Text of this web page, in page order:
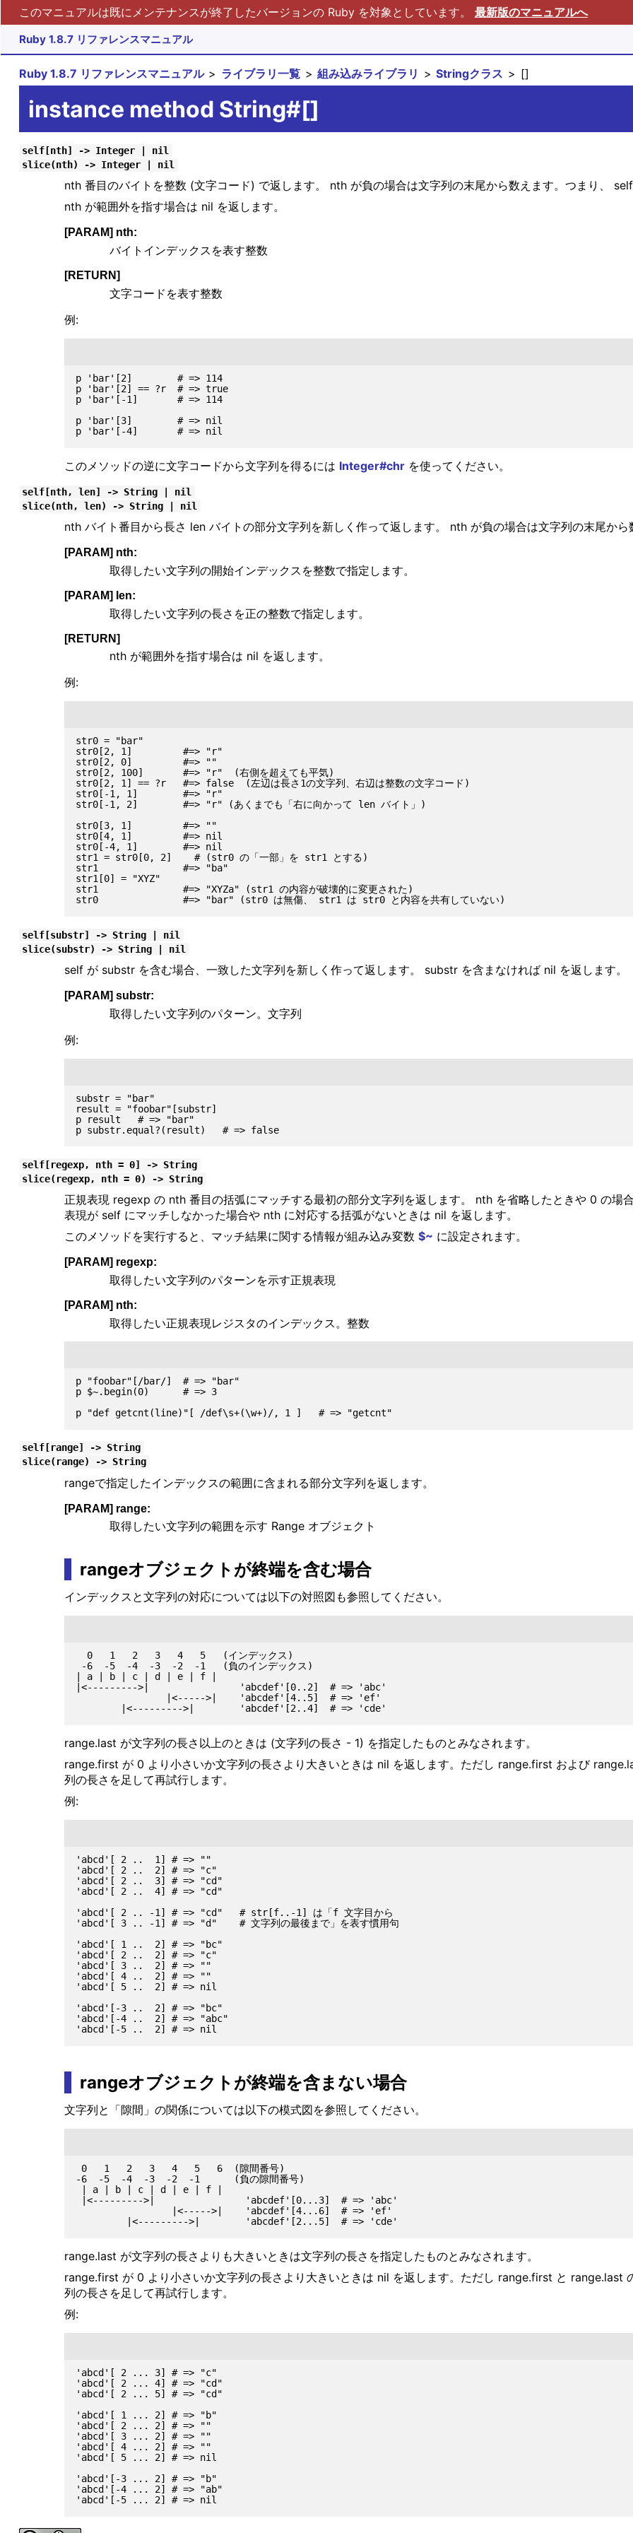
このマニュアルは既にメンテナンスが終了したバージョンの Ruby を対象としています。 最新版のマニュアルへ
Ruby 1.8.7 リファレンスマニュアル
Ruby 1.8.7 リファレンスマニュアル ライブラリ一覧 組み込みライブラリ Stringクラス []
instance method String#[]
self[nth] -> Integer | nil
slice(nth) -> Integer | nil
nth 番目のバイトを整数 (文字コード) で返します。 nth が負の場合は文字列の末尾から数えます。つまり、
nth が範囲外を指す場合は nil を返します。
[PARAM] nth:
バイトインデックスを表す整数
[RETURN]
文字コードを表す整数
例:
p 'bar'[2]        # => 114
p 'bar'[2] == ?r  # => true
p 'bar'[-1]       # => 114
p 'bar'[3]        # => nil
このメソッドの逆に文字コードから文字列を得るには Integer#chrを使ってください。
self[nth, len] -> String | nil
slice(nth, len) -> String | nil
nth バイト番目から長さ len バイトの部分文字列を新しく作って返します。 nth が負の場合は文字列の末尾から
[PARAM] nth:
取得したい文字列の開始インデックスを整数で指定します。
[PARAM] len:
取得したい文字列の長さを正の整数で指定します。
[RETURN]
nth が範囲外を指す場合は nil を返します。
例:
str0 = "bar"
str0[2, 1]         #=> "r"
str0[2, 0]         #=> ""
str0[2, 100]       #=> "r"  (右側を超えても平気)
str0[2, 1] == ?r   #=> false  (左辺は長さ1の文字列、右辺は整数の文字コード)
str0[-1, 1]        #=> "r"
str0[-1, 2]        #=> "r" (あくまでも「右に向かって len バイト」)
str0[3, 1]         #=> ""
str0[4, 1]         #=> nil
str0[-4, 1]        #=> nil
str1 = str0[0, 2]    # (str0 の「一部」を str1 とする)
str1               #=> "ba"
str1[0] = "XYZ"
str1               #=> "XYZa" (str1 の内容が破壊的に変更された)
self[substr] -> String | nil
slice(substr) -> String | nil
self が substr を含む場合、一致した文字列を新しく作って返します。 substr を含まなければ nil を返します。
[PARAM] substr:
取得したい文字列のパターン。文字列
例:
substr = "bar"
result = "foobar"[substr]
p result   # => "bar"
p substr.equal?(result)   # => false
self[regexp, nth = 0] -> String
slice(regexp, nth = 0) -> String
正規表現 regexp の nth 番目の括弧にマッチする最初の部分文字列を返します。 nth を省略したときや 0 の場
表現が self にマッチしなかった場合や nth に対応する括弧がないときは nil を返します。
このメソッドを実行すると、マッチ結果に関する情報が組み込み変数 $~ に設定されます。
[PARAM] regexp:
取得したい文字列のパターンを示す正規表現
[PARAM] nth:
取得したい正規表現レジスタのインデックス。整数
p "foobar"[/bar/]  # => "bar"
p $~.begin(0)      # => 3
self[range] -> String
slice(range) -> String
rangeで指定したインデックスの範囲に含まれる部分文字列を返します。
[PARAM] range:
取得したい文字列の範囲を示す Range オブジェクト
rangeオブジェクトが終端を含む場合
インデックスと文字列の対応については以下の対照図も参照してください。
  0   1   2   3   4   5   (インデックス)
-6  -5  -4  -3  -2  -1   (負のインデックス)
| a | b | c | d | e | f |
|<--------->|                'abcdef'[0..2]  # => 'abc'
                |<----->|    'abcdef'[4..5]  # => 'ef'
range.last が文字列の長さ以上のときは (文字列の長さ - 1) を指定したものとみなされます。
range.first が 0 より小さいか文字列の長さより大きいときは nil を返します。ただし range.first および
列の長さを足して再試行します。
例:
'abcd'[ 2 ..  1] # => ""
'abcd'[ 2 ..  2] # => "c"
'abcd'[ 2 ..  3] # => "cd"
'abcd'[ 2 ..  4] # => "cd"
'abcd'[ 2 .. -1] # => "cd"   # str[f..-1] は「f 文字目から
'abcd'[ 3 .. -1] # => "d"    # 文字列の最後まで」を表す慣用句
'abcd'[ 1 ..  2] # => "bc"
'abcd'[ 2 ..  2] # => "c"
'abcd'[ 3 ..  2] # => ""
'abcd'[ 4 ..  2] # => ""
'abcd'[ 5 ..  2] # => nil
'abcd'[-3 ..  2] # => "bc"
'abcd'[-4 ..  2] # => "abc"
rangeオブジェクトが終端を含まない場合
文字列と「隙間」の関係については以下の模式図を参照してください。
0   1   2   3   4   5   6  (隙間番号)
-6  -5  -4  -3  -2  -1      (負の隙間番号)
| a | b | c | d | e | f |
|<--------->|                'abcdef'[0...3]  # => 'abc'
                 |<----->|    'abcdef'[4...6]  # => 'ef'
range.last が文字列の長さよりも大きいときは文字列の長さを指定したものとみなされます。
range.first が 0 より小さいか文字列の長さより大きいときは nil を返します。ただし range.first と range.last
列の長さを足して再試行します。
例:
'abcd'[ 2 ... 3] # => "c"
'abcd'[ 2 ... 4] # => "cd"
'abcd'[ 2 ... 5] # => "cd"
'abcd'[ 1 ... 2] # => "b"
'abcd'[ 2 ... 2] # => ""
'abcd'[ 3 ... 2] # => ""
'abcd'[ 4 ... 2] # => ""
'abcd'[ 5 ... 2] # => nil
'abcd'[-3 ... 2] # => "b"
'abcd'[-4 ... 2] # => "ab"